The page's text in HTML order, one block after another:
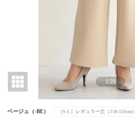
1/28
ベージュ（-BE） ［S-L］レギュラー丈（150-156cm）